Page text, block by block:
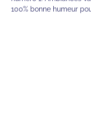
100% bonne humeur